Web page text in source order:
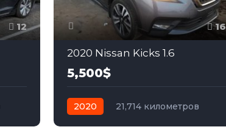
12 16
2020 Nissan Kicks 1.6
5,500$
2020
21,714 километров